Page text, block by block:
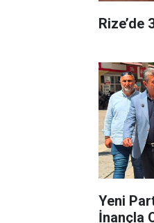
Rize’de
Yeni
İnançla